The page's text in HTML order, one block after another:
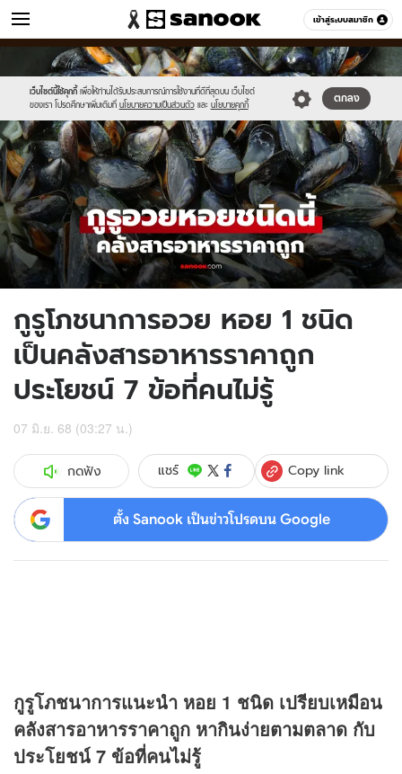
เข้าสู่ระบบสมาชิก
ข่าว หมวดอื่นๆ
เว็บไซต์นี้ใช้คุกกี้ เพื่อให้ท่านได้รับประสบการณ์การใช้งานที่ดีที่สุดบน เว็บไซต์
ของเรา โปรดศึกษาเพิ่มเติมที่ นโยบายความเป็นส่วนตัว และ นโยบายคุกกี้
ตกลง
Sanook
//s.isanook.com/sr/0/images/logo-
new-
sanook.png
//s.isanook.com/ns/0/ud/1956/9782634/new-
thumbnail1200x720_v2(54).jpg
กูรูโภชนาการอวย หอย 1 ชนิด
เป็นคลังสารอาหารราคาถูก
ประโยชน์ 7 ข้อที่คนไม่รู้
07 มิ.ย. 68 (03:27 น.)
กดฟัง แชร์ Copy link
ตั้ง Sanook เป็นข่าวโปรดบน Google
กูรูโภชนาการแนะนำ หอย 1 ชนิด เปรียบเหมือน
คลังสารอาหารราคาถูก หากินง่ายตามตลาด กับ
ประโยชน์ 7 ข้อที่คนไม่รู้